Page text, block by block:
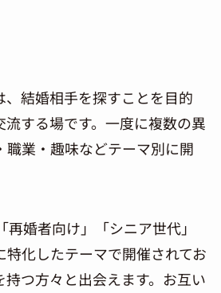
結婚相手を探すことを目的
流する場です。一度に複数の異
職業・趣味などテーマ別に開
再婚者向け」「シニア世代」
特化したテーマで開催されてお
持つ方々と出会えます。お互い